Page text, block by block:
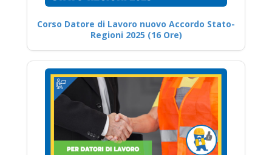
Corso Datore di Lavoro nuovo Accordo Stato-
Regioni 2025 (16 Ore)